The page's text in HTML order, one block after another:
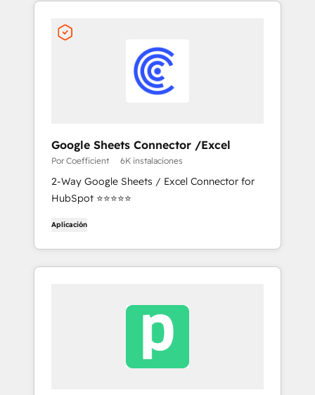
Google Sheets Connector /Excel
Por Coefficient 6K instalaciones
2-Way Google Sheets / Excel Connector for
HubSpot ⭐⭐⭐⭐⭐
Aplicación